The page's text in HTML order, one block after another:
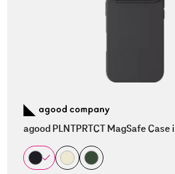
agood PLNTPRTCT MagSafe Case